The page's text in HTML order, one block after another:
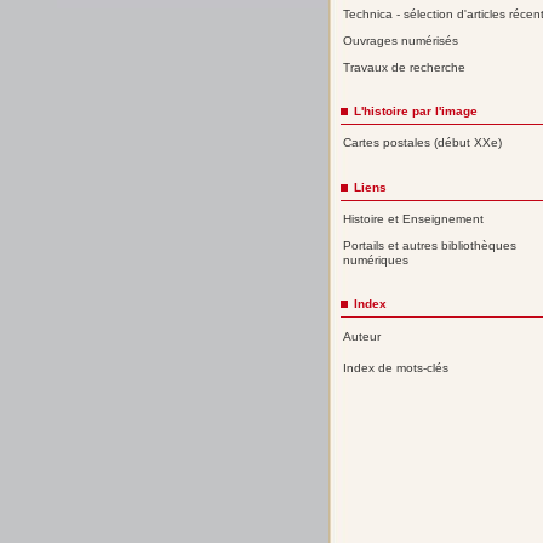
Technica - sélection d'articles
Ouvrages numérisés
Travaux de recherche
L'histoire par l'image
Cartes postales (début XXe)
Liens
Histoire et Enseignement
Portails et autres bibliothèques
numériques
Index
Auteur
Index de mots-clés